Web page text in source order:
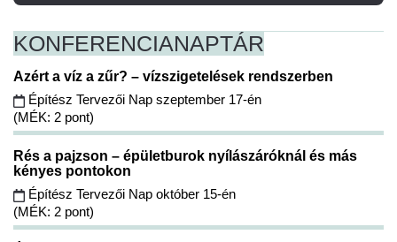
KONFERENCIANAPTÁR
Azért a víz a zűr? – vízszigetelések rendszerben
Építész Tervezői Nap szeptember 17-én
(MÉK: 2 pont)
Rés a pajzson – épületburok nyílászáróknál és más
kényes pontokon
Építész Tervezői Nap október 15-én
(MÉK: 2 pont)